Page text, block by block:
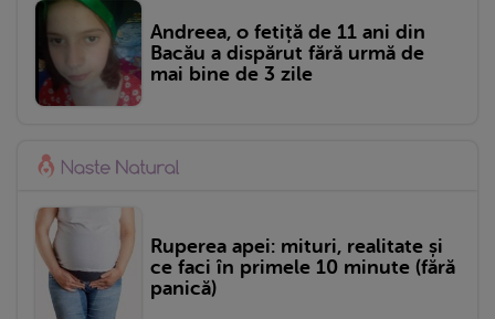
Andreea, o fetiță de 11 ani din
Bacău a dispărut fără urmă de
mai bine de 3 zile
Ruperea apei: mituri, realitate și
ce faci în primele 10 minute (fără
panică)